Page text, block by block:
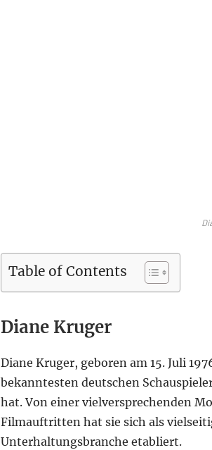
Table of Contents
Diane Kruger
Diane Kruger, geboren am 15. Juli
bekanntesten deutschen
hat. Von einer vielversprechenden
Filmauftritten hat sie sich als
Unterhaltungsbranche etabliert.